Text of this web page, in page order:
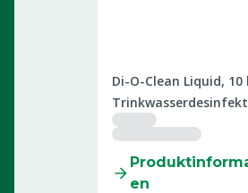
Di-O-Clean Liquid, 10
en